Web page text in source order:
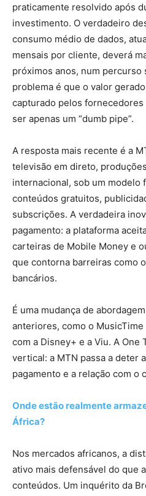
praticamente resolvido após
investimento. O verdadeiro
consumo médio de dados,
mensais por cliente, deverá
próximos anos, num percurso
problema é que o valor
capturado pelos fornecedores
ser apenas um “dumb pipe”.
A resposta mais recente é a
televisão em direto,
internacional, sob um modelo
conteúdos gratuitos,
subscrições. A verdadeira
pagamento: a plataforma
carteiras de Mobile Money e
que contorna barreiras como
bancários.
É uma mudança de
anteriores, como o
com a Disney+ e a Viu. A One
vertical: a MTN passa a deter
pagamento e a relação com o
Onde estão realmente
África?
Nos mercados africanos, a
ativo mais defensável do que
conteúdos. Um inquérito da